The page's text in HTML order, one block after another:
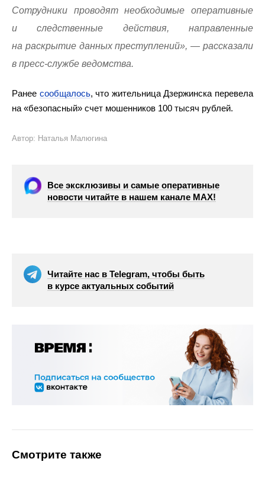
Сотрудники проводят необходимые оперативные
и следственные действия, направленные
на раскрытие данных преступлений», — рассказали
в пресс-службе ведомства.
Ранее сообщалось, что жительница Дзержинска перевела
на «безопасный» счет мошенников 100 тысяч рублей.
Автор: Наталья Малюгина
Все эксклюзивы и самые оперативные
новости читайте в нашем канале МАХ!
Читайте нас в Telegram, чтобы быть
в курсе актуальных событий
Смотрите также